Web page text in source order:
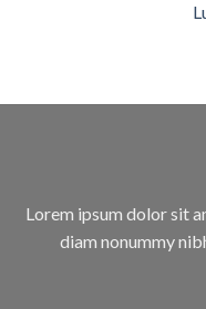
Lorem ipsum dolor sit
diam nonummy